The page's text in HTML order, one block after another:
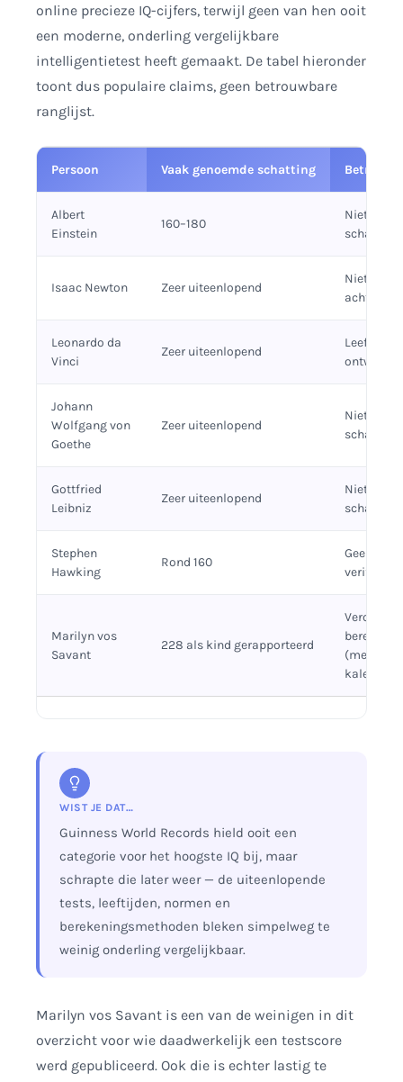
online precieze IQ-cijfers, terwijl geen van hen ooit
een moderne, onderling vergelijkbare
intelligentietest heeft gemaakt. De tabel hieronder
toont dus populaire claims, geen betrouwbare
ranglijst.
Persoon Vaak genoemde schatting
Albert
Einstein
160–180
Niet
schatting
Isaac Newton Zeer uiteenlopend
Niet
achteraf
Leonardo da
Vinci
Zeer uiteenlopend
Leefde
Johann
Wolfgang von
Goethe
Zeer uiteenlopend
Niet
schatting
Gottfried
Leibniz
Zeer uiteenlopend
Niet
schatting
Stephen
Hawking
Rond 160
Geen
Marilyn vos
Savant
228 als kind gerapporteerd
(mentale
WIST JE DAT…
Guinness World Records hield ooit een
categorie voor het hoogste IQ bij, maar
schrapte die later weer — de uiteenlopende
tests, leeftijden, normen en
berekeningsmethoden bleken simpelweg te
weinig onderling vergelijkbaar.
Marilyn vos Savant is een van de weinigen in dit
overzicht voor wie daadwerkelijk een testscore
werd gepubliceerd. Ook die is echter lastig te